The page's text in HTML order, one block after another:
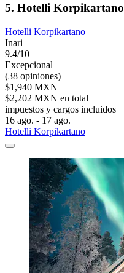
5. Hotelli Korpikartano
Hotelli Korpikartano
Inari
9.4/10
Excepcional
(38 opiniones)
$1,940 MXN
$2,202 MXN en total
impuestos y cargos incluidos
16 ago. - 17 ago.
Hotelli Korpikartano